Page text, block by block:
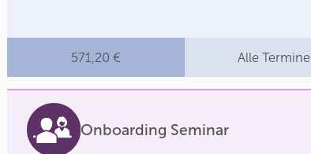
571,20 € Alle Termine
Onboarding Seminar